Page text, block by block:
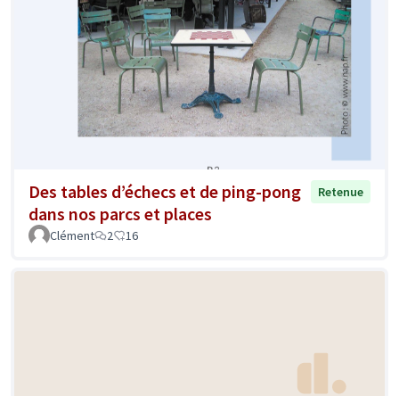
Des tables d’échecs et de ping-pong
dans nos parcs et places
Retenue
Clément 2 16